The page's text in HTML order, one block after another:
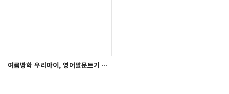
여름방학 우리아이, 영어말문트기 시작!